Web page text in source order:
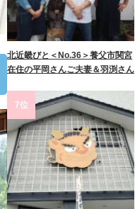
北近畿びと＜No.36＞養父市関宮
在住の平岡さんご夫妻＆羽渕さん
7位